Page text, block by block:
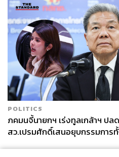
POLITICS
ภคมนจี้นายกฯ เร่งทูลเกล้าฯ ปล
สว.เปรมศักดิ์เสนอยุบกรรมการ